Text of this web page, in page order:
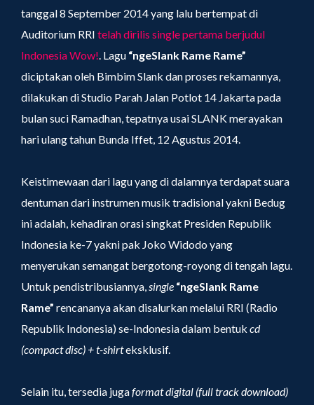
tanggal 8 September 2014 yang lalu bertempat di
Auditorium RRI telah dirilis single pertama berjudul
Indonesia Wow!. Lagu “ngeSlank Rame Rame”
diciptakan oleh Bimbim Slank dan proses rekamannya,
dilakukan di Studio Parah Jalan Potlot 14 Jakarta pada
bulan suci Ramadhan, tepatnya usai SLANK merayakan
hari ulang tahun Bunda Iffet, 12 Agustus 2014.
Keistimewaan dari lagu yang di dalamnya terdapat suara
dentuman dari instrumen musik tradisional yakni Bedug
ini adalah, kehadiran orasi singkat Presiden Republik
Indonesia ke-7 yakni pak Joko Widodo yang
menyerukan semangat bergotong-royong di tengah lagu.
Untuk pendistribusiannya,single “ngeSlank Rame
Rame” rencananya akan disalurkan melalui RRI (Radio
Republik Indonesia) se-Indonesia dalam bentuk cd
(compact disc) + t-shirteksklusif.
Selain itu, tersedia jugaformat digital (full track download)